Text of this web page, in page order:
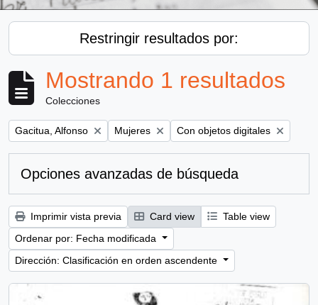
Restringir resultados por:
Mostrando 1 resultados
Colecciones
Remove filter:
Gacitua, Alfonso Remove filter:
Mujeres Remove filter:
Con objetos digitales
Opciones avanzadas de búsqueda
Imprimir vista previa Card view
Table view
Ordenar por: Fecha modificada
Dirección: Clasificación en orden ascendente